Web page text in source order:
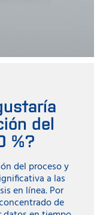
del
%?
del proceso y
a las
en línea. Por
de